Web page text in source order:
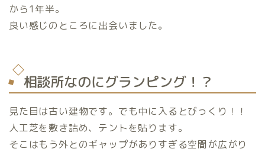
から1年半。
良い感じのところに出会いました。
相談所なのにグランピング！？
見た目は古い建物です。でも中に入るとびっくり！！
人工芝を敷き詰め、テントを貼ります。
そこはもう外とのギャップがありすぎる空間が広がり